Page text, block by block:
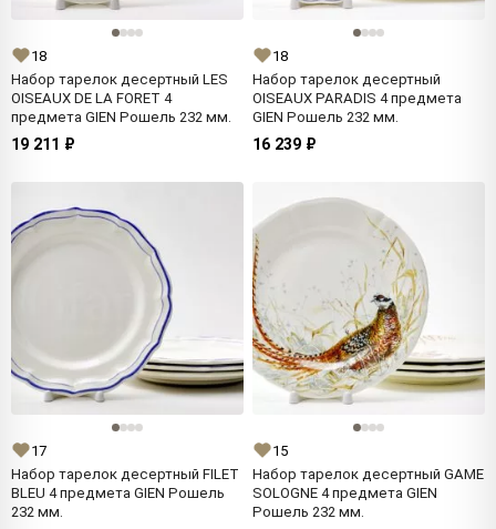
18
Набор тарелок десертный LES
OISEAUX DE LA FORET 4
предмета GIEN Рошель 232 мм.
19 211 ₽
18
Набор тарелок десертный
OISEAUX PARADIS 4 предмета
GIEN Рошель 232 мм.
16 239 ₽
17
Набор тарелок десертный FILET
BLEU 4 предмета GIEN Рошель
232 мм.
15
Набор тарелок десертный GAME
SOLOGNE 4 предмета GIEN
Рошель 232 мм.